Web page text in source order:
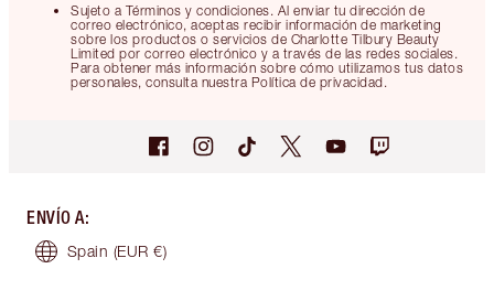
Sujeto a Términos y condiciones. Al enviar tu dirección de
correo electrónico, aceptas recibir información de marketing
sobre los productos o servicios de Charlotte Tilbury Beauty
Limited por correo electrónico y a través de las redes sociales.
Para obtener más información sobre cómo utilizamos tus datos
personales, consulta nuestra Política de privacidad.
ENVÍO A:
Spain (EUR €)